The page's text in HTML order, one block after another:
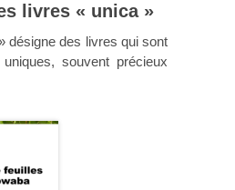
livres « unica »
désigne des livres qui sont
souvent précieux